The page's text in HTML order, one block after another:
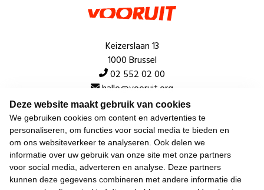
Deze website maakt gebruik van cookies
We gebruiken cookies om content en advertenties te
personaliseren, om functies voor social media te bieden en
om ons websiteverkeer te analyseren. Ook delen we
informatie over uw gebruik van onze site met onze partners
voor social media, adverteren en analyse. Deze partners
kunnen deze gegevens combineren met andere informatie die
Keizerslaan 13
1000 Brussel
02 552 02 00
hallo@vooruit.org
Snel
Over de beweging
Algemeen